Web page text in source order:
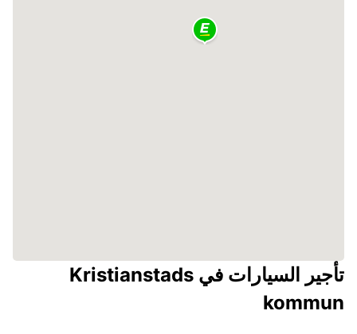
تأجير السيارات في Kristianstads
kommun